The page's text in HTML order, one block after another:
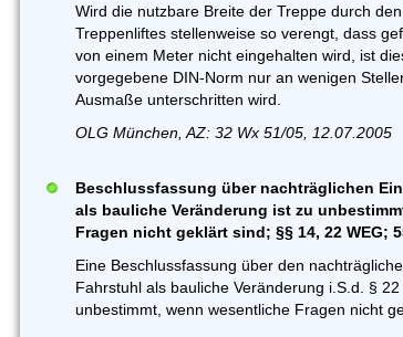
Wird die nutzbare Breite der Treppe durch
Treppenliftes stellenweise so verengt, dass
von einem Meter nicht eingehalten wird, ist
vorgegebene DIN-Norm nur an wenigen
Ausmaße unterschritten wird.
OLG München, AZ: 32 Wx 51/05, 12.07.2005
Beschlussfassung über nachträglichen
als bauliche Veränderung ist zu
Fragen nicht geklärt sind; §§ 14, 22 WEG;
Eine Beschlussfassung über den
Fahrstuhl als bauliche Veränderung i.S.d. § 22
unbestimmt, wenn wesentliche Fragen nicht